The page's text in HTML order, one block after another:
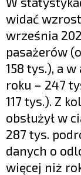
widać
września
pasażerów
158 tys.), a
roku – 247
117 tys.). Z
obsłużył w
287 tys.
danych o
więcej niż